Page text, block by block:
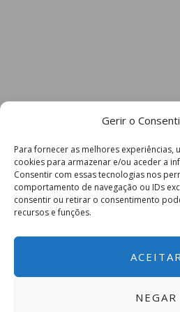
Gerir o
Para fornecer as melhores experiências,
cookies para armazenar e/ou aceder a
Consentir com essas tecnologias nos
comportamento de navegação ou IDs
consentir ou retirar o consentimento
recursos e funções.
NEGAR